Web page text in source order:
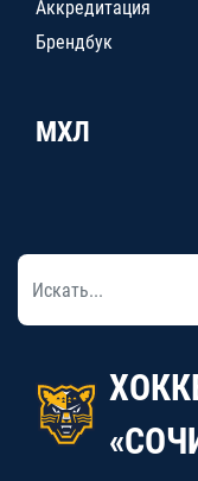
Аккредитация
Брендбук
МХЛ